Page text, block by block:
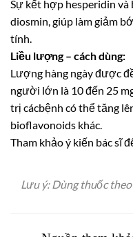
Sự kết hợp hesperidin
diosmin, giúp làm giảm
tính.
Liều lượng – cách dùng:
Lượng hàng ngày được
người lớn là 10 đến 25
trị cácbệnh có thể tăng
bioflavonoids khác.
Tham khảo ý kiến bác sĩ
Lưu ý: Dùng thuốc